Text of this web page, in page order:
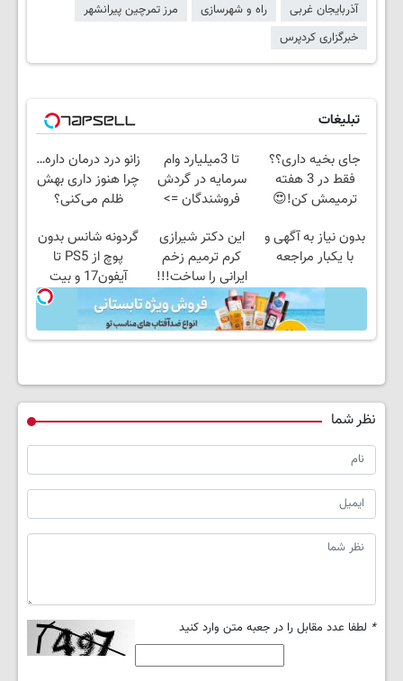
آذربایجان غربی راه و شهرسازی
مرز تمرچین پیرانشهر
خبرگزاری کردپرس
تبلیغات
جای بخیه داری؟؟
فقط در 3 هفته
ترمیمش کن!😍
تا 3میلیارد وام
سرمایه در گردش
فروشندگان =>
کن
زانو درد درمان داره…
چرا هنوز داری بهش
ظلم می‌کنی؟
بدون نیاز به آگهی و
با یکبار مراجعه
این دکتر شیرازی
کرم ترمیم زخم
ایرانی را ساخت!!!
گردونه شانس بدون
پوچ از PS5 تا
آیفون17 و بیت
کوین 🔥
نظر شما
* لطفا عدد مقابل را در جعبه متن وارد کنید